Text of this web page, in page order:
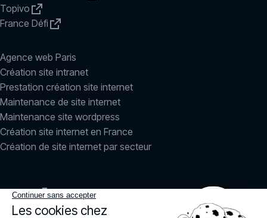
Topivo
France Défi
Agence web Paris
Création site intranet
Prestation création site internet
Maintenance de site internet
Maintenance site wordpress
Création site internet en France
Création de site internet par secteur
LinkedIn
Instagram